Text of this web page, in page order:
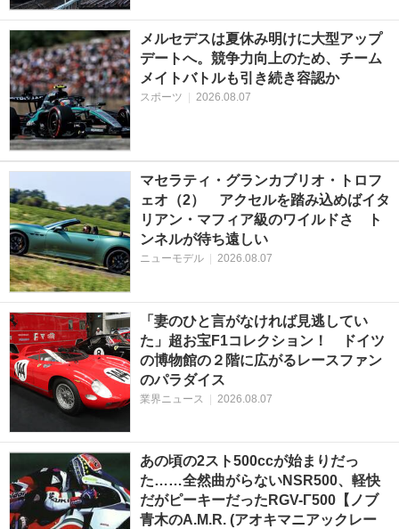
メルセデスは夏休み明けに大型アップ
デートへ。競争力向上のため、チーム
メイトバトルも引き続き容認か
スポーツ | 2026.08.07
マセラティ・グランカブリオ・トロフ
ェオ（2） アクセルを踏み込めばイタ
リアン・マフィア級のワイルドさ ト
ンネルが待ち遠しい
ニューモデル | 2026.08.07
「妻のひと言がなければ見逃してい
た」超お宝F1コレクション！ ドイツ
の博物館の２階に広がるレースファン
のパラダイス
業界ニュース | 2026.08.07
あの頃の2スト500ccが始まりだっ
た……全然曲がらないNSR500、軽快
だがピーキーだったRGV-Γ500【ノブ
青木のA.M.R. (アオキマニアックレー